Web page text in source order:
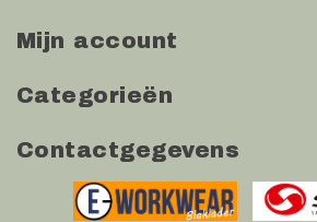
Mijn account
Categorieën
Contactgegevens